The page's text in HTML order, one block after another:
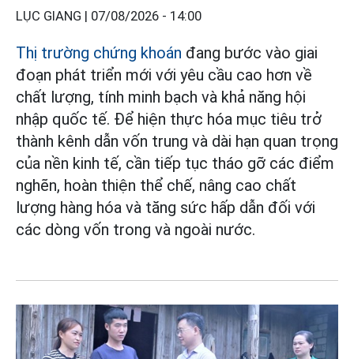
LỤC GIANG | 07/08/2026 - 14:00
Thị trường chứng khoán đang bước vào giai
đoạn phát triển mới với yêu cầu cao hơn về
chất lượng, tính minh bạch và khả năng hội
nhập quốc tế. Để hiện thực hóa mục tiêu trở
thành kênh dẫn vốn trung và dài hạn quan trọng
của nền kinh tế, cần tiếp tục tháo gỡ các điểm
nghẽn, hoàn thiện thể chế, nâng cao chất
lượng hàng hóa và tăng sức hấp dẫn đối với
các dòng vốn trong và ngoài nước.